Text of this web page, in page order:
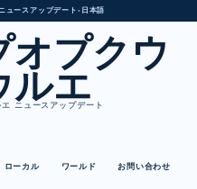
ュースアップデート • 日本語
プクウ
ルエ
ニュースアップデート
ローカル ワールド お問い合わせ